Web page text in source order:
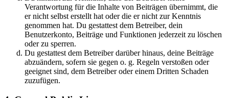
Verantwortung für die Inhalte von Beiträgen übernimmt, die
er nicht selbst erstellt hat oder die er nicht zur Kenntnis
genommen hat. Du gestattest dem Betreiber, dein
Benutzerkonto, Beiträge und Funktionen jederzeit zu löschen
oder zu sperren.
Du gestattest dem Betreiber darüber hinaus, deine Beiträge
abzuändern, sofern sie gegen o. g. Regeln verstoßen oder
geeignet sind, dem Betreiber oder einem Dritten Schaden
zuzufügen.